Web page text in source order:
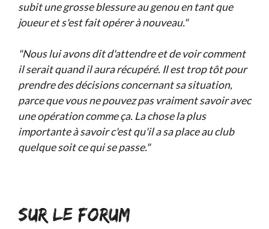
subit une grosse blessure au genou en tant que
joueur et s'est fait opérer à nouveau."
"Nous lui avons dit d'attendre et de voir comment
il serait quand il aura récupéré. Il est trop tôt pour
prendre des décisions concernant sa situation,
parce que vous ne pouvez pas vraiment savoir avec
une opération comme ça. La chose la plus
importante à savoir c'est qu'il a sa place au club
quelque soit ce qui se passe."
SUR LE FORUM